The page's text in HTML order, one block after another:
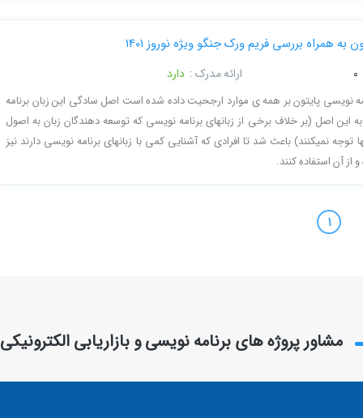
همراه بررسی فریم ورک جنگو ویژه نوروز 1401
0 ارائه مدرک : دارد
نویسی پایتون بر همه ی موارد ارجحیت داده شده است اصل سادگی این زبان برنامه
این اصل (بر خلاف برخی از زبانهای برنامه نویسی که توسعه دهندگان زبان به اصول
توجه نمیکنند) باعث شد تا افرادی که آشنایی کمی با زبانهای برنامه نویسی دارند نیز
از آن استفاده کنند.
1
مشاور پروژه های برنامه نویسی و بازاریابی الکترونیکی